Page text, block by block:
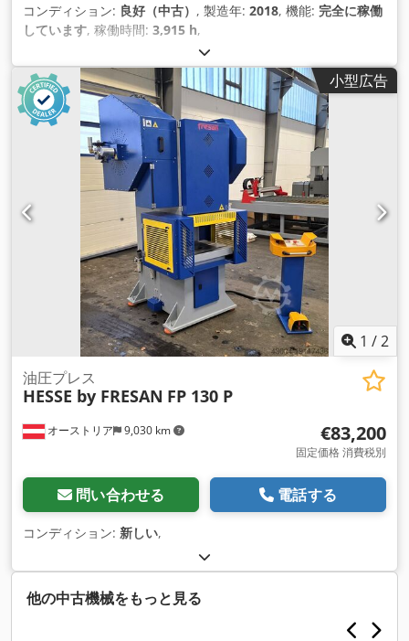
コンディション: 良好（中古） , 製造年: 2018, 機能: 完全に稼働
しています, 稼働時間: 3,915 h,
小型広告
1 /2
オーストリア 9,030 km
油圧プレス
HESSE by FRESAN FP 130 P
€83,200
固定価格 消費税別
問い合わせる 電話する
コンディション: 新しい,
他の中古機械をもっと見る